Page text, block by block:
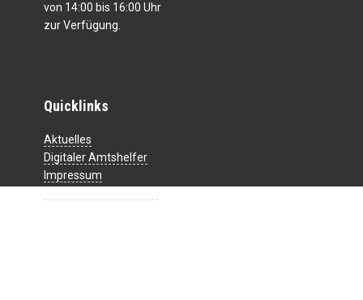
von 14:00 bis 16:00 Uhr
zur Verfügung.
Quicklinks
Aktuelles
Digitaler Amtshelfer
Impressum